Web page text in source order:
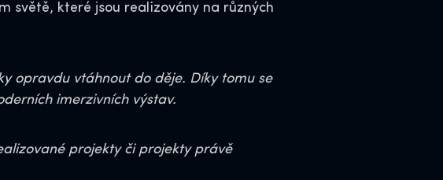
světě, které jsou realizovány na různých
opravdu vtáhnout do děje. Díky tomu se
imerzivních výstav.
projekty či projekty právě